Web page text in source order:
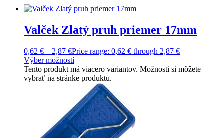
Valček Zlatý pruh priemer 17mm
0,62 € – 2,87 €Price range: 0,62 € through 2,87 €
Výber možností
Tento produkt má viacero variantov. Možnosti si môžete
vybrať na stránke produktu.